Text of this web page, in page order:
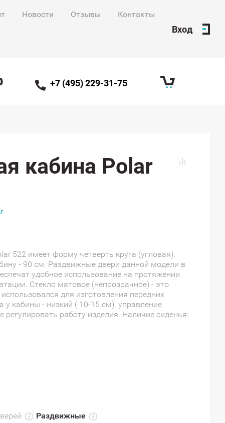
Новости Отзывы Контакты
Вход
+7 (495) 229-31-75
кабина Polar
522 имеет форму четверть круга (угловая),
- 90 см. Раздвижные двери данной модели в
удобное использование на протяжении
Стекло матовое (непрозрачное) - это
для изготовления передних
у кабины - низкий ( 10-15 см). управление
работу изделия. Наличие сиденья:
Раздвижные